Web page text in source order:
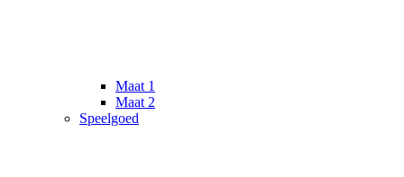
Maat 1
Maat 2
Speelgoed